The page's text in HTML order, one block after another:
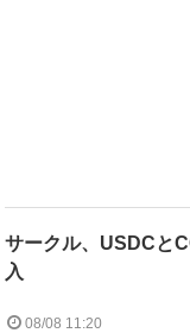
サークル、USDCと
入
08/08 11:20